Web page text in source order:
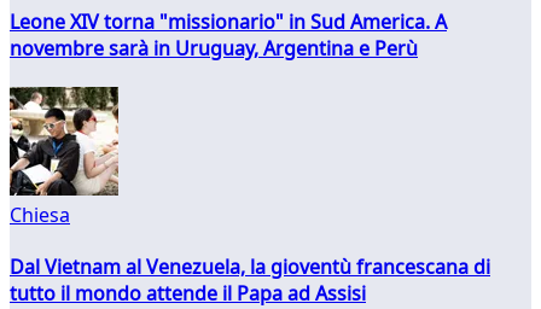
Leone XIV torna "missionario" in Sud America. A
novembre sarà in Uruguay, Argentina e Perù
Chiesa
Dal Vietnam al Venezuela, la gioventù francescana di
tutto il mondo attende il Papa ad Assisi